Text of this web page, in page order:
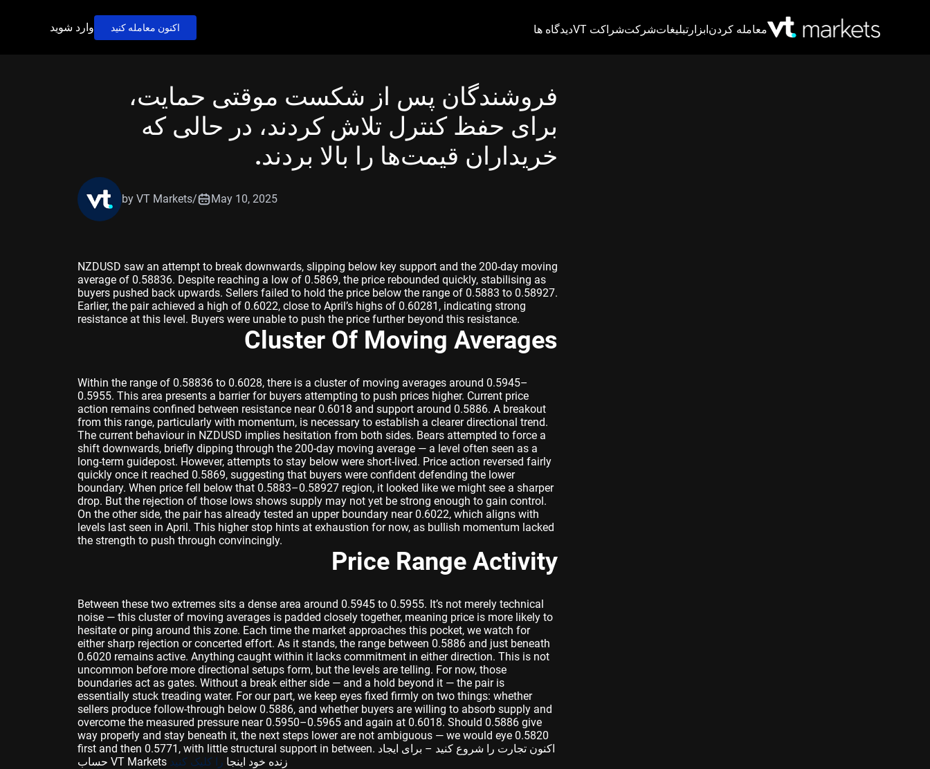
معامله کردنابزار تبلیغاتشرکتشراکت VT دیدگاه ها اکنون معامله کنید وارد شوید
فروشندگان پس از شکست موقتی حمایت،
برای حفظ کنترل تلاش کردند، در حالی که
خریداران قیمت‌ها را بالا بردند.
by VT Markets/ May 10, 2025
NZDUSD saw an attempt to break downwards, slipping below key support and the 200-day moving
average of 0.58836. Despite reaching a low of 0.5869, the price rebounded quickly, stabilising as
buyers pushed back upwards. Sellers failed to hold the price below the range of 0.5883 to 0.58927.
Earlier, the pair achieved a high of 0.6022, close to April’s highs of 0.60281, indicating strong
resistance at this level. Buyers were unable to push the price further beyond this resistance.
Cluster Of Moving Averages
Within the range of 0.58836 to 0.6028, there is a cluster of moving averages around 0.5945–
0.5955. This area presents a barrier for buyers attempting to push prices higher. Current price
action remains confined between resistance near 0.6018 and support around 0.5886. A breakout
from this range, particularly with momentum, is necessary to establish a clearer directional trend.
The current behaviour in NZDUSD implies hesitation from both sides. Bears attempted to force a
shift downwards, briefly dipping through the 200-day moving average — a level often seen as a
long-term guidepost. However, attempts to stay below were short-lived. Price action reversed fairly
quickly once it reached 0.5869, suggesting that buyers were confident defending the lower
boundary. When price fell below that 0.5883–0.58927 region, it looked like we might see a sharper
drop. But the rejection of those lows shows supply may not yet be strong enough to gain control.
On the other side, the pair has already tested an upper boundary near 0.6022, which aligns with
levels last seen in April. This higher stop hints at exhaustion for now, as bullish momentum lacked
the strength to push through convincingly.
Price Range Activity
Between these two extremes sits a dense area around 0.5945 to 0.5955. It’s not merely technical
noise — this cluster of moving averages is padded closely together, meaning price is more likely to
hesitate or ping around this zone. Each time the market approaches this pocket, we watch for
either sharp rejection or concerted effort. As it stands, the range between 0.5886 and just beneath
0.6020 remains active. Anything caught within it lacks commitment in either direction. This is not
uncommon before more directional setups form, but the levels are telling. For now, those
boundaries act as gates. Without a break either side — and a hold beyond it — the pair is
essentially stuck treading water. For our part, we keep eyes fixed firmly on two things: whether
sellers produce follow-through below 0.5886, and whether buyers are willing to absorb supply and
overcome the measured pressure near 0.5950–0.5965 and again at 0.6018. Should 0.5886 give
way properly and stay beneath it, the next steps lower are not ambiguous — we would eye 0.5820
first and then 0.5771, with little structural support in between. اکنون تجارت را شروع کنید – برای ایجاد
حساب VT Markets زنده خود اینجا را کلیک کنید